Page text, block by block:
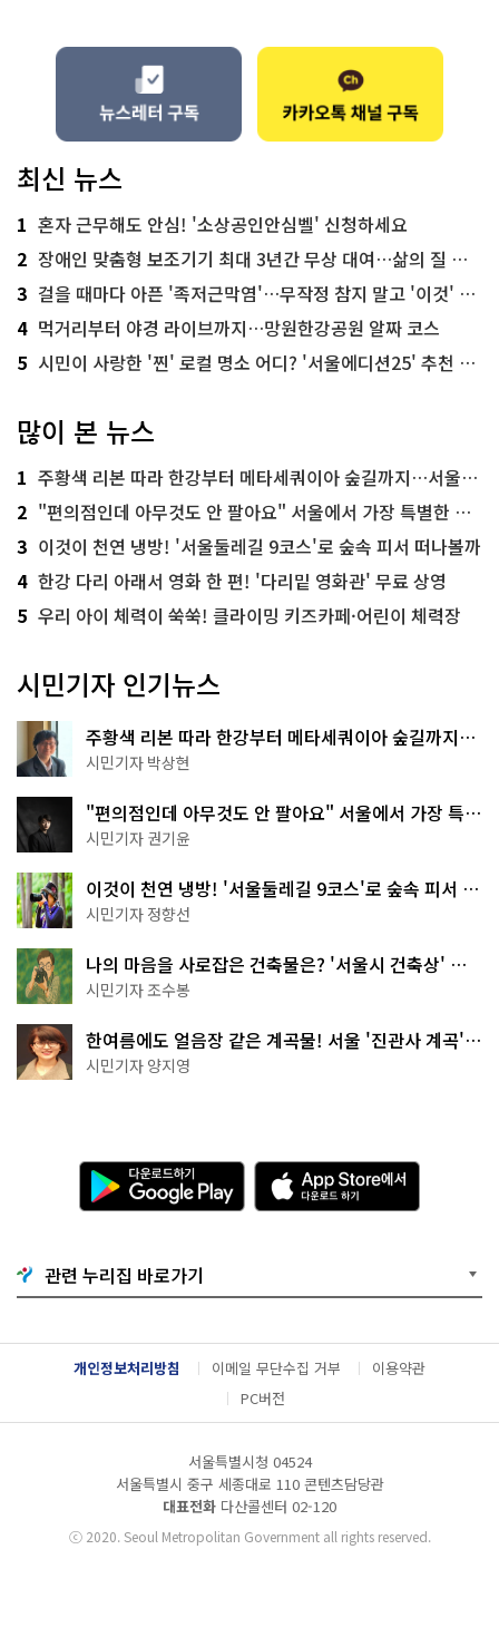
최신 뉴스
1 혼자 근무해도 안심! '소상공인안심벨' 신청하세요
2 장애인 맞춤형 보조기기 최대 3년간 무상 대여…삶의 질 높인다
3 걸을 때마다 아픈 '족저근막염'…무작정 참지 말고 '이것' 해보세요!
4 먹거리부터 야경 라이브까지…망원한강공원 알짜 코스
5 시민이 사랑한 '찐' 로컬 명소 어디? '서울에디션25' 추천 코스
많이 본 뉴스
1 주황색 리본 따라 한강부터 메타세쿼이아 숲길까지…서울둘레길 15코스
2 "편의점인데 아무것도 안 팔아요" 서울에서 가장 특별한 편의점의 정체
3 이것이 천연 냉방! '서울둘레길 9코스'로 숲속 피서 떠나볼까
4 한강 다리 아래서 영화 한 편! '다리밑 영화관' 무료 상영
5 우리 아이 체력이 쑥쑥! 클라이밍 키즈카페·어린이 체력장
시민기자 인기뉴스
주황색 리본 따라 한강부터 메타세쿼이아 숲길까지…
서울둘레길 15코스
시민기자 박상현
"편의점인데 아무것도 안 팔아요" 서울에서 가장 특별
한 편의점의 정체
시민기자 권기윤
이것이 천연 냉방! '서울둘레길 9코스'로 숲속 피서 떠
나볼까
시민기자 정향선
나의 마음을 사로잡은 건축물은? '서울시 건축상' 수
상작 공개!
시민기자 조수봉
한여름에도 얼음장 같은 계곡물! 서울 '진관사 계곡'이
천국이네~
시민기자 양지영
다
운
로
기
G
o
g
l
e
A
p
p
e
서
다
운
관련 누리집 바로가기
개인정보처리방침 이메일 무단수집 거부
이용약관
PC버전
서울특별시청 04524
서울특별시 중구 세종대로 110 콘텐츠담당관
대표전화 다산콜센터 02-120
ⓒ2020. Seoul Metropolitan Government all rights reserved.